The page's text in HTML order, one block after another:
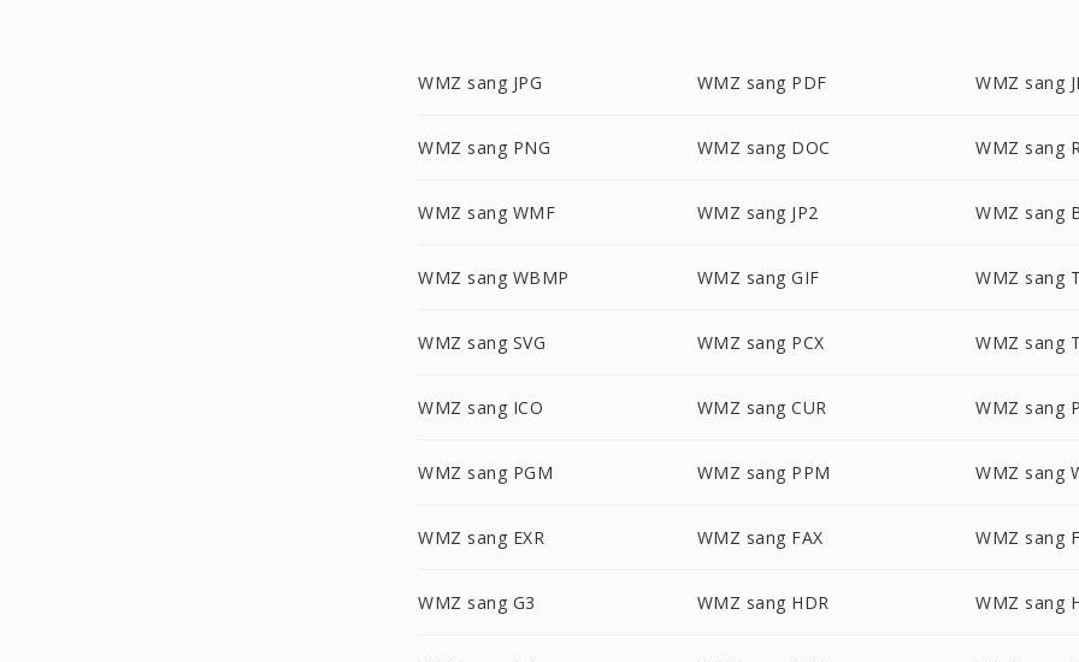
WMZ sang JPG WMZ sang PDF WMZ sang
WMZ sang PNG WMZ sang DOC WMZ sang
WMZ sang WMF WMZ sang JP2 WMZ sang
WMZ sang WBMP WMZ sang GIF WMZ sang
WMZ sang SVG WMZ sang PCX WMZ sang
WMZ sang ICO WMZ sang CUR WMZ sang
WMZ sang PGM WMZ sang PPM WMZ sang
WMZ sang EXR WMZ sang FAX WMZ sang
WMZ sang G3 WMZ sang HDR WMZ sang